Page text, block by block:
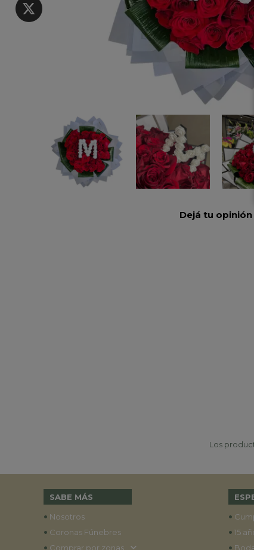
Dejá tu opinión
Los
SABE MÁS
• Nosotros
• Coronas Fúnebres
• Comprar por zonas
•
• 15
•